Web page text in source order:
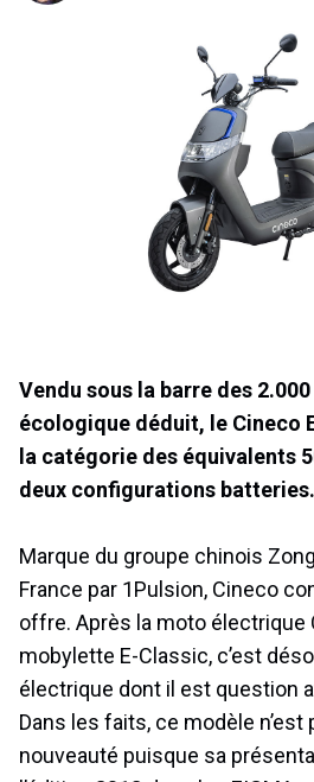
Vendu sous la barre des
écologique déduit, le Cineco
la catégorie des équivalents
deux configurations batteries.
Marque du groupe chinois
France par 1Pulsion, Cineco
offre. Après la moto électrique
mobylette E-Classic, c’est
électrique dont il est question
Dans les faits, ce modèle n’est
nouveauté puisque sa